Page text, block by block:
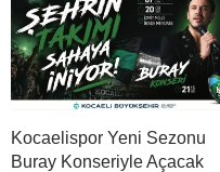
Kocaelispor Yeni Sezonu
Buray Konseriyle Açacak